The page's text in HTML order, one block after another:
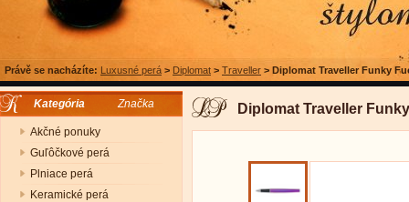
Právě se nacházíte: Luxusné perá > Diplomat > Traveller > Diplomat Traveller Funky
Kategória Značka
Akčné ponuky
Guľôčkové perá
Plniace perá
Keramické perá
Diplomat Traveller